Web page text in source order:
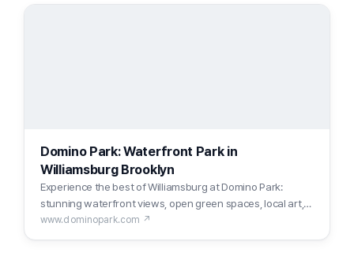
Domino Park: Waterfront Park in
Williamsburg Brooklyn
Experience the best of Williamsburg at Domino Park:
stunning waterfront views, open green spaces, local art,
dining, and community events for all ages.
www.dominopark.com ↗